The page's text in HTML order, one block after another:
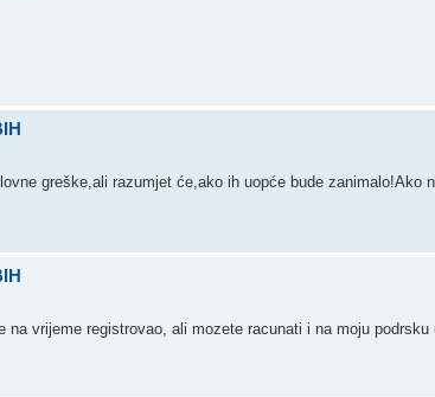
greške,ali razumjet će,ako ih uopće bude zanimalo!Ako
vrijeme registrovao, ali mozete racunati i na moju